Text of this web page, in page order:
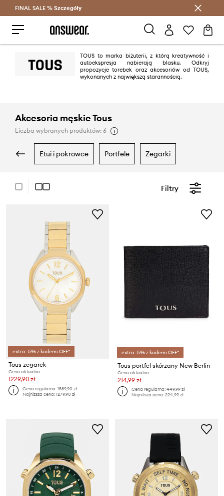
Oszczędzaj z Answear Club >
FINAL SALE % Szczegóły
TOUS to marka biżuterii, z którą kreatywność i
autoekspresja nabierają blasku. Odkryj
propozycje torebek oraz akcesoriów od TOUS,
wykonanych z największą starannością.
Akcesoria męskie Tous
Liczba wybranych produktów: 6
etui i pokrowce portfele zegarki
Filtry
extra -5% z kodem: OFF*
Tous zegarek
Cena aktualna:
1229,90 zł
Cena regularna:1589,90 zł
Najniższa cena:1279,90 zł
extra -5% z kodem: OFF*
Tous portfel skórzany New Berlin
Cena aktualna:
214,99 zł
Cena regularna:449,99 zł
Najniższa cena:224,99 zł